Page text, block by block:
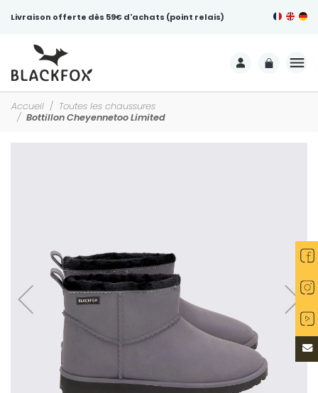
Livraison offerte dès 59€ d'achats (point relais)
Accueil
Toutes les chaussures
Bottillon Cheyennetoo Limited